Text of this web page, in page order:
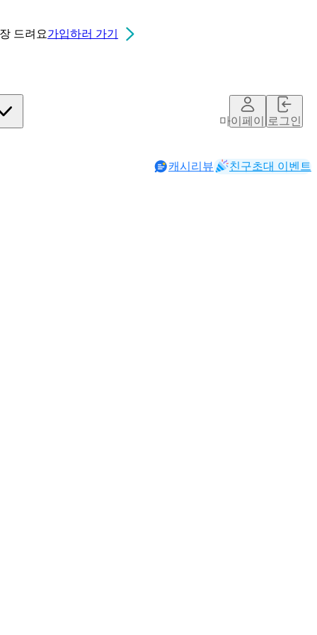
드려요가입하러 가기
마이페이지로그인
캐시리뷰 친구초대 이벤트